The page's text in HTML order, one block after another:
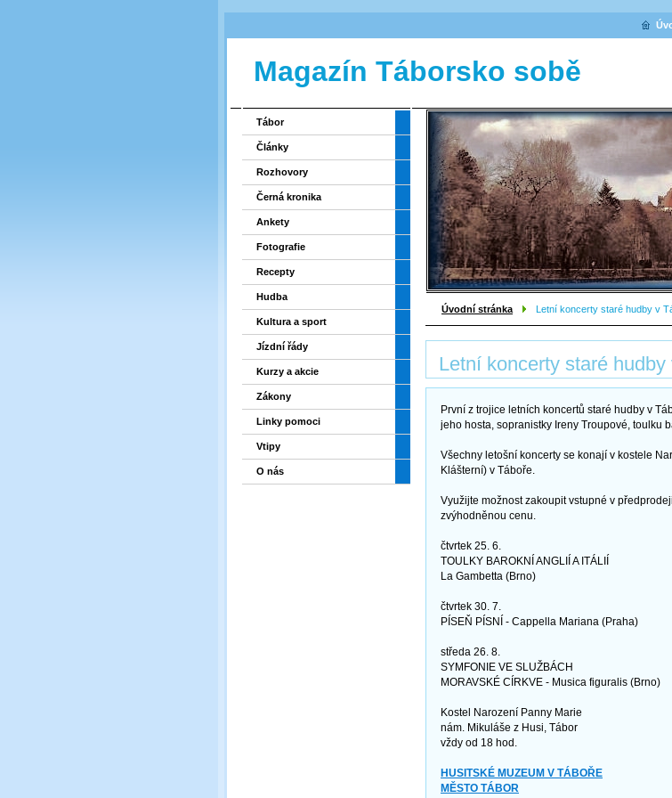
Magazín Táborsko sobě
Úvodní stránka Letní koncerty staré hudby v
Letní koncerty staré hudby
První z trojice letních koncertů staré hudby v
jeho hosta, sopranistky Ireny Troupové, toulku
Všechny letošní koncerty se konají v kostele
Klášterní) v Táboře.
Využijte možnost zakoupit vstupné v
zvýhodněnou cenu.
čtvrtek 25. 6.
TOULKY BAROKNÍ ANGLIÍ A ITÁLIÍ
La Gambetta (Brno)
čtvrtek 30. 7.
PÍSEŇ PÍSNÍ - Cappella Mariana (Praha)
středa 26. 8.
SYMFONIE VE SLUŽBÁCH
MORAVSKÉ CÍRKVE - Musica figuralis (Brno)
Kostel Narození Panny Marie
nám. Mikuláše z Husi, Tábor
vždy od 18 hod.
HUSITSKÉ MUZEUM V TÁBOŘE
MĚSTO TÁBOR
Tábor
Články
Rozhovory
Černá kronika
Ankety
Fotografie
Recepty
Hudba
Kultura a sport
Jízdní řády
Kurzy a akcie
Zákony
Linky pomoci
Vtipy
O nás